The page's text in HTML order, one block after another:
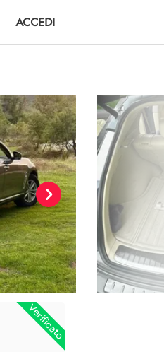
ACCEDI
Verificato